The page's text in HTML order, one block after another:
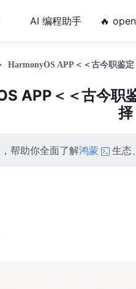
AI 编程助手 🔥
HarmonyOS APP＜＜古今职鉴
APP＜＜古今职
帮助你全面了解鸿蒙 生态